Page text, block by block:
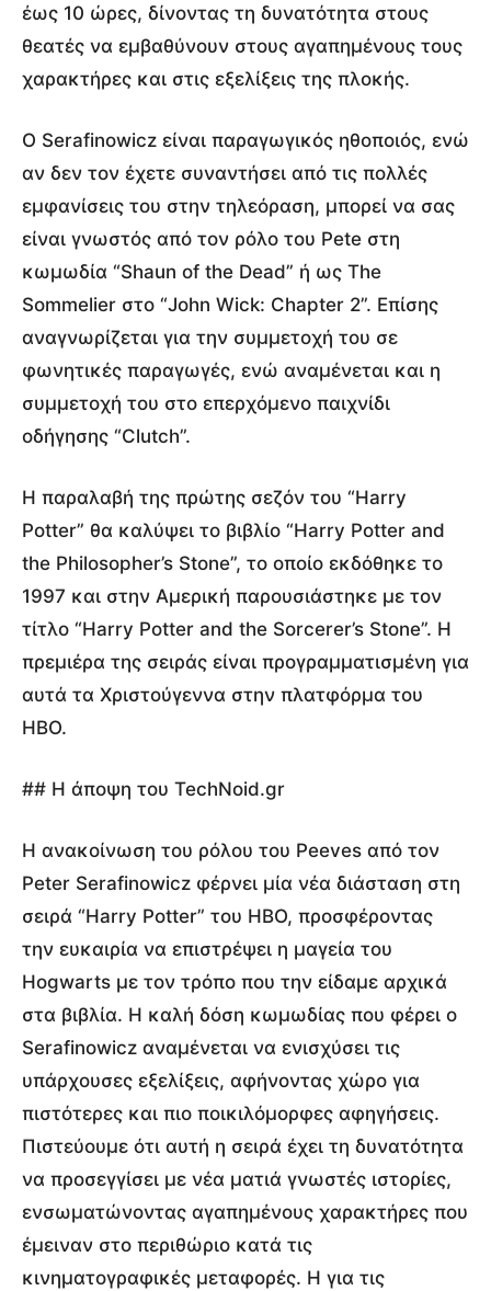
έως 10 ώρες, δίνοντας τη δυνατότητα στους
θεατές να εμβαθύνουν στους αγαπημένους τους
χαρακτήρες και στις εξελίξεις της πλοκής.
Ο Serafinowicz είναι παραγωγικός ηθοποιός, ενώ
αν δεν τον έχετε συναντήσει από τις πολλές
εμφανίσεις του στην τηλεόραση, μπορεί να σας
είναι γνωστός από τον ρόλο του Pete στη
κωμωδία “Shaun of the Dead” ή ως The
Sommelier στο “John Wick: Chapter 2”. Επίσης
αναγνωρίζεται για την συμμετοχή του σε
φωνητικές παραγωγές, ενώ αναμένεται και η
συμμετοχή του στο επερχόμενο παιχνίδι
οδήγησης “Clutch”.
Η παραλαβή της πρώτης σεζόν του “Harry
Potter” θα καλύψει το βιβλίο “Harry Potter and
the Philosopher’s Stone”, το οποίο εκδόθηκε το
1997 και στην Αμερική παρουσιάστηκε με τον
τίτλο “Harry Potter and the Sorcerer’s Stone”. Η
πρεμιέρα της σειράς είναι προγραμματισμένη για
αυτά τα Χριστούγεννα στην πλατφόρμα του
HBO.
## Η άποψη του TechNoid.gr
Η ανακοίνωση του ρόλου του Peeves από τον
Peter Serafinowicz φέρνει μία νέα διάσταση στη
σειρά “Harry Potter” του HBO, προσφέροντας
την ευκαιρία να επιστρέψει η μαγεία του
Ηogwarts με τον τρόπο που την είδαμε αρχικά
στα βιβλία. Η καλή δόση κωμωδίας που φέρει ο
Serafinowicz αναμένεται να ενισχύσει τις
υπάρχουσες εξελίξεις, αφήνοντας χώρο για
πιστότερες και πιο ποικιλόμορφες αφηγήσεις.
Πιστεύουμε ότι αυτή η σειρά έχει τη δυνατότητα
να προσεγγίσει με νέα ματιά γνωστές ιστορίες,
ενσωματώνοντας αγαπημένους χαρακτήρες που
έμειναν στο περιθώριο κατά τις
κινηματογραφικές μεταφορές. Η για τις